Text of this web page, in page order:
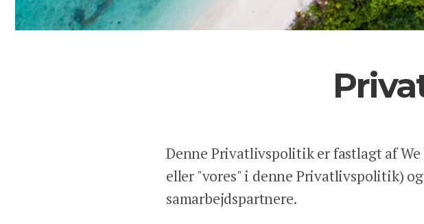
Denne Privatlivspolitik er fastlagt af We
eller "vores" i denne Privatlivspolitik)
samarbejdspartnere.